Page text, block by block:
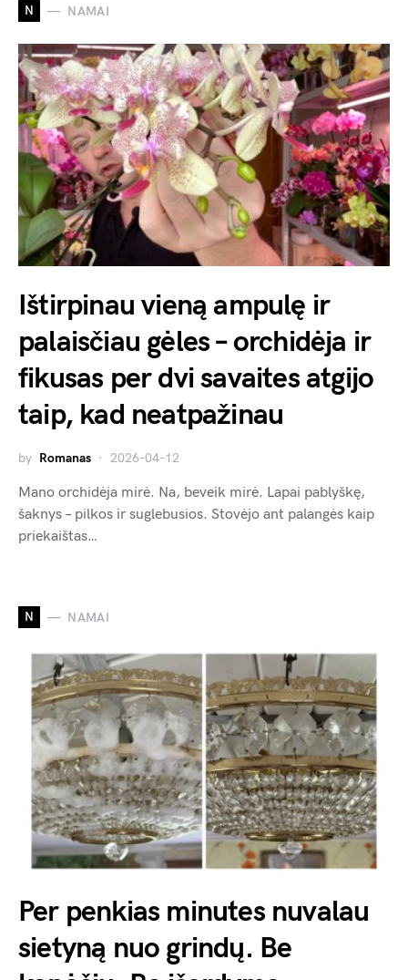
N NAMAI
Ištirpinau vieną ampulę ir
palaisčiau gėles – orchidėja ir
fikusas per dvi savaites atgijo
taip, kad neatpažinau
by Romanas 2026-04-12
Mano orchidėja mirė. Na, beveik mirė. Lapai pablyškę,
šaknys – pilkos ir suglebusios. Stovėjo ant palangės kaip
priekaištas…
N NAMAI
Per penkias minutes nuvalau
sietyną nuo grindų. Be